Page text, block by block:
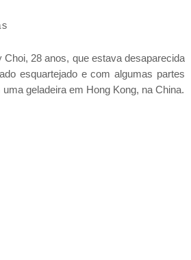
Choi, 28 anos, que estava desaparecida
esquartejado e com algumas partes
geladeira em Hong Kong, na China.